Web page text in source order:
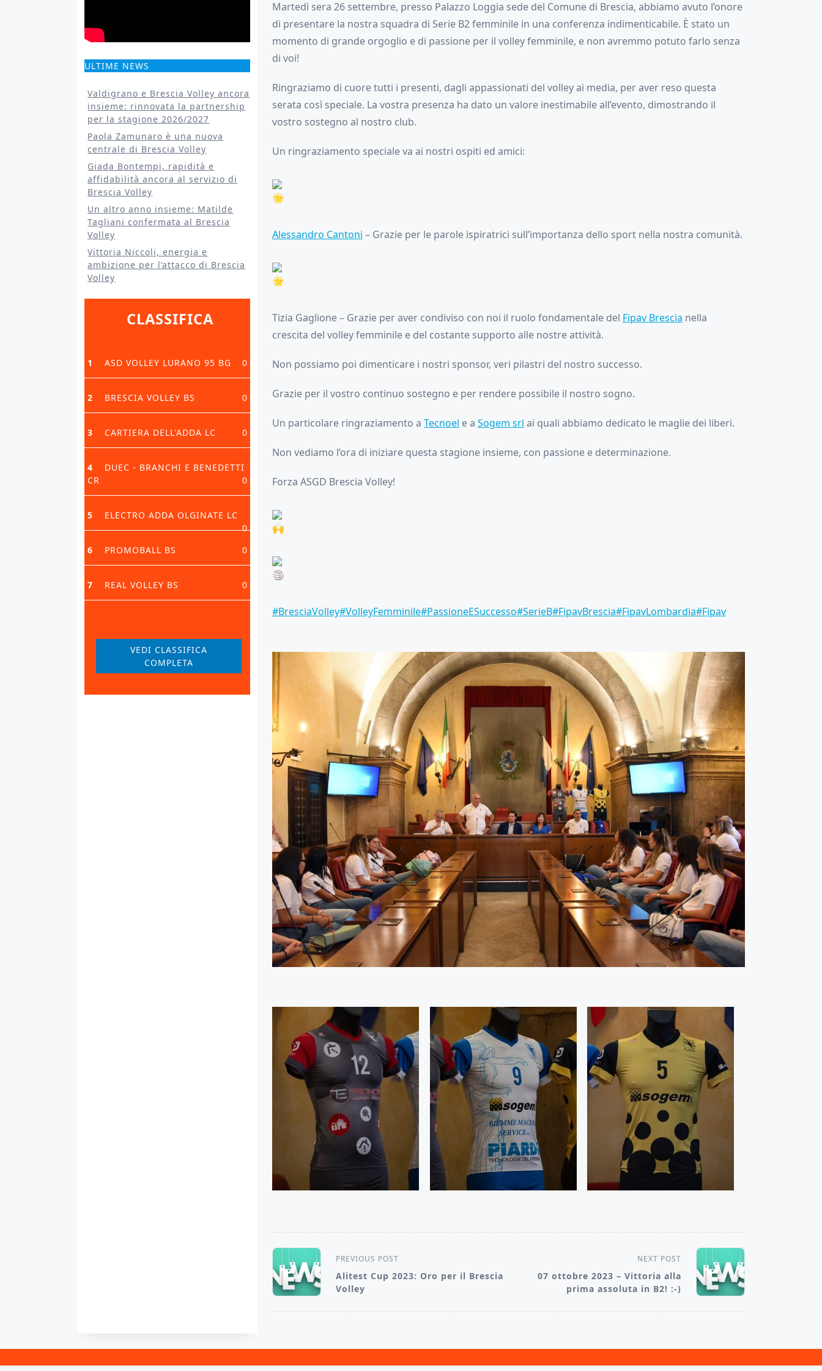
Martedì sera 26 settembre, presso Palazzo Loggia sede del Comune di Brescia, abbiamo avuto l’onore
di presentare la nostra squadra di Serie B2 femminile in una conferenza indimenticabile. È stato un
momento di grande orgoglio e di passione per il volley femminile, e non avremmo potuto farlo senza
di voi!
Ringraziamo di cuore tutti i presenti, dagli appassionati del volley ai media, per aver reso questa
serata così speciale. La vostra presenza ha dato un valore inestimabile all’evento, dimostrando il
vostro sostegno al nostro club.
Un ringraziamento speciale va ai nostri ospiti ed amici:
Alessandro Cantoni – Grazie per le parole ispiratrici sull’importanza dello sport nella nostra comunità.
Tizia Gaglione – Grazie per aver condiviso con noi il ruolo fondamentale del Fipav Brescia nella
crescita del volley femminile e del costante supporto alle nostre attività.
Non possiamo poi dimenticare i nostri sponsor, veri pilastri del nostro successo.
Grazie per il vostro continuo sostegno e per rendere possibile il nostro sogno.
Un particolare ringraziamento a Tecnoel e a Sogem srl ai quali abbiamo dedicato le maglie dei liberi.
Non vediamo l’ora di iniziare questa stagione insieme, con passione e determinazione.
Forza ASGD Brescia Volley!
#BresciaVolley#VolleyFemminile#PassioneESuccesso#SerieB#FipavBrescia#FipavLombardia#Fipav
<span
class="nav-
subtitle
screen-
text">Page</span>
PREVIOUS POST
Alitest Cup 2023: Oro per il Brescia
Volley
NEXT POST
07 ottobre 2023 – Vittoria alla
prima assoluta in B2! :-)
ULTIME NEWS
Valdigrano e Brescia Volley ancora
insieme: rinnovata la partnership
per la stagione 2026/2027
Paola Zamunaro è una nuova
centrale di Brescia Volley
Giada Bontempi, rapidità e
affidabilità ancora al servizio di
Brescia Volley
Un altro anno insieme: Matilde
Tagliani confermata al Brescia
Volley
Vittoria Niccoli, energia e
ambizione per l’attacco di Brescia
Volley
CLASSIFICA
1 ASD VOLLEY LURANO 95 BG 0
2 BRESCIA VOLLEY BS 0
3 CARTIERA DELL'ADDA LC 0
4
DUEC - BRANCHI E BENEDETTI
CR
0
5
ELECTRO ADDA OLGINATE LC
0
6
PROMOBALL BS 0
7 REAL VOLLEY BS 0
VEDI CLASSIFICA
COMPLETA